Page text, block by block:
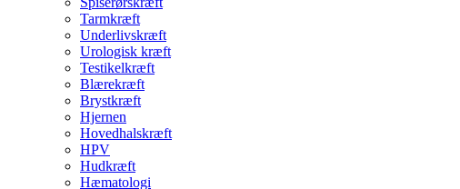
Tarmkræft
Underlivskræft
Urologisk kræft
Testikelkræft
Blærekræft
Brystkræft
Hjernen
Hovedhalskræft
HPV
Hudkræft
Hæmatologi